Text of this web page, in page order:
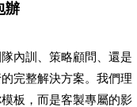
辦
內訓、策略顧問、還是
完整解決方案。我們理
板，而是客製專屬的影